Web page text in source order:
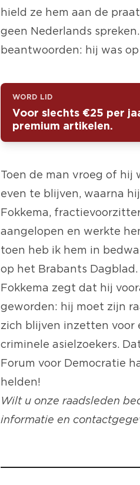
hield ze hem aan de
geen Nederlands
beantwoorden: hij was
WORD LID
Voor slechts €25 per
premium artikelen.
Toen de man vroeg of hij
even te blijven, waarna
Fokkema,
aangelopen en werkte
toen heb ik hem in
op het Brabants Dagblad.
Fokkema zegt dat hij
geworden: hij moet zijn
zich blijven inzetten voor
criminele asielzoekers.
Forum voor Democratie
helden!
Wilt u onze raadsleden
informatie en